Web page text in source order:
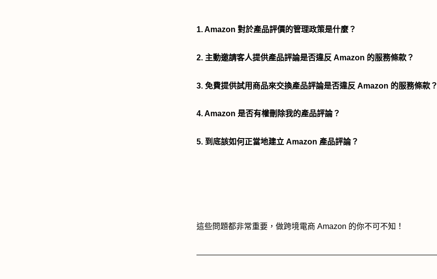
1. Amazon 對於產品評價的管理政策是什麼？
2. 主動邀請客人提供產品評論是否違反 Amazon 的服務條款？
3. 免費提供試用商品來交換產品評論是否違反 Amazon 的服務條款？
4. Amazon 是否有權刪除我的產品評論？
5. 到底該如何正當地建立 Amazon 產品評論？
這些問題都非常重要，做跨境電商 Amazon 的你不可不知！